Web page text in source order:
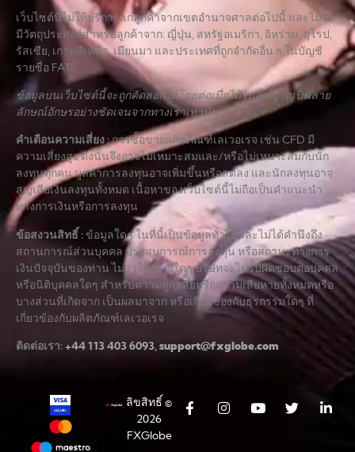
เว็บไซต์นี้ไม่ให้บริการแก่ลูกค้าจากเขตอำนาจศาลต่อไปนี้ และไม่ได้
มีวัตถุประสงค์สำหรับลูกค้าจาก: ญี่ปุ่น, สหรัฐอเมริกา, อิหร่าน, ยุโรป,
รัสเซีย, เกาหลีเหนือ, เมียนมา และประเทศที่ถูกจำกัดอื่น ๆ ในบัญชี
รายชื่อ FATF
ข้อมูลบนเว็บไซต์นี้จะถูกคัดลอกได้โดยต่อเมื่อได้รับอนุญาตเป็นลาย
ลักษณ์อักษรอย่างชัดเจนจากทางเราเท่านั้น
คำเตือนความเสี่ยง:การซื้อขายผลิตภัณฑ์เลเวอเรจ เช่น CFD มี
ความเสี่ยงสูง ดังนั้นจึงอาจไม่เหมาะสมและ/หรือไม่เหมาะสมกับนัก
ลงทุนทุกคน มูลค่าการลงทุนอาจเพิ่มขึ้นหรือลดลง และนักลงทุนอาจ
สูญเสียเงินลงทุนทั้งหมด เนื้อหาของเว็บไซต์นี้ไม่ถือเป็นคำแนะนำ
ทางการเงินหรือการลงทุน
ข้อสงวนสิทธิ์ :ข้อมูลใดๆ ในที่นี้เป็นข้อมูลทั่วไปและไม่ได้คำนึงถึง
สถานการณ์ส่วนบุคคล ประสบการณ์การลงทุน หรือสถานะทางการ
เงินปัจจุบันของท่าน ไม่ว่าในกรณีใดๆ บริษัทจะไม่รับผิดชอบต่อบุคคล
หรือนิติบุคคลใดๆ สำหรับความสูญเสียหรือความเสียหายทั้งหมดหรือ
บางส่วนที่เกิดจาก เป็นผลมาจาก หรือเกี่ยวข้องกับธุรกรรมใดๆ ที่
เกี่ยวข้องกับผลิตภัณฑ์เลเวอเรจ
ติดต่อเรา: +44 113 403 6093,support@fxglobe.com
ลิขสิทธิ์ ©
2026
FXGlobe